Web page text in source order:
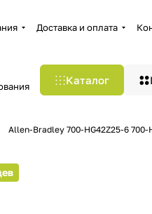
Доставка и оплата
Каталог
Allen-Bradley 700-HG42Z25-6 700-